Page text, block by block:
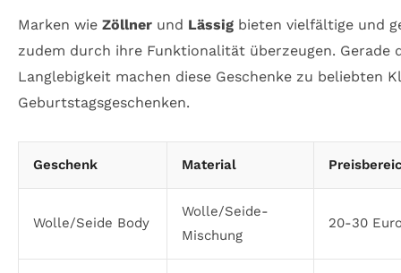
Marken wie Zöllner und Lässig bieten vielfältige und
zudem durch ihre Funktionalität überzeugen. Gerade
Langlebigkeit machen diese Geschenke zu beliebten
Geburtstagsgeschenken.
Geschenk Material
Wolle/Seide Body
Wolle/Seide-
Mischung
20-30